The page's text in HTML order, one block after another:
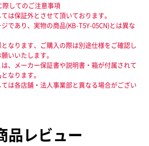
際してのご注意事項
は保証外とさせて頂いております。
であり、実物の商品(KB-T5Y-05CN)とは異な
なります、ご購入の際は別途仕様をご確認し
いいたします。
、メーカー保証書や説明書・箱が付属されて
なります。
は各店舗・法人事業部と異なる場合がござい
品レビュー